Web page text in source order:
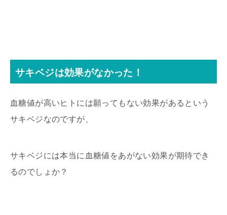
サキベジは効果がなかった！
血糖値が高いヒトには願ってもない効果があるという
サキベジなのですが、
サキベジには本当に血糖値をあがない効果が期待でき
るのでしょか？